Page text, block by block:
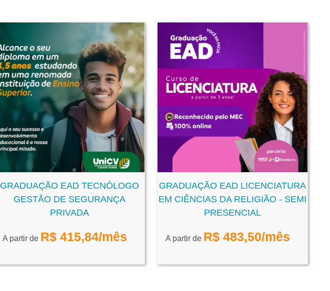
GRADUAÇÃO EAD TECNÓLOGO
GESTÃO DE SEGURANÇA
PRIVADA
A partir de R$ 415,84/mês
GRADUAÇÃO EAD LICENCIATURA
EM CIÊNCIAS DA RELIGIÃO - SEMI
PRESENCIAL
A partir de R$ 483,50/mês